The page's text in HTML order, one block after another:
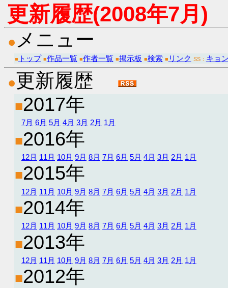
更新履歴(2008年7月)
● メニュー
■ トップ ■作品一覧 ■作者一覧 ■掲示板 ■検索 ■ リンク SS： キョ
●更新履歴
■2017年
7月 6月 5月 4月 3月 2月 1月
■2016年
12月 11月 10月 9月 8月 7月 6月 5月 4月 3月 2月 1月
■2015年
12月 11月 10月 9月 8月 7月 6月 5月 4月 3月 2月 1月
■2014年
12月 11月 10月 9月 8月 7月 6月 5月 4月 3月 2月 1月
■2013年
12月 11月 10月 9月 8月 7月 6月 5月 4月 3月 2月 1月
■2012年